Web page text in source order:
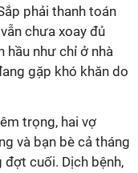
phải thanh toán
chưa xoay đủ
hầu như chỉ ở nhà
gặp khó khăn do
trọng, hai vợ
và bạn bè cả tháng
đợt cuối. Dịch bệnh,